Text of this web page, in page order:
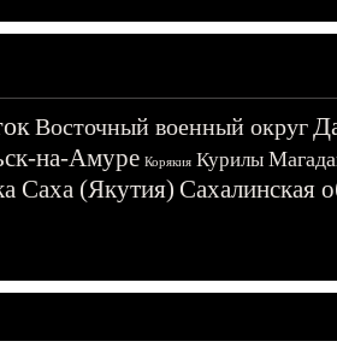
Восточный военный округ
на-Амуре Корякия Курилы
Саха (Якутия) Сахалинская